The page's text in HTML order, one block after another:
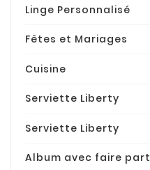
Linge Personnalisé
Fêtes et Mariages
Cuisine
Serviette Liberty
Serviette Liberty
Album avec faire part